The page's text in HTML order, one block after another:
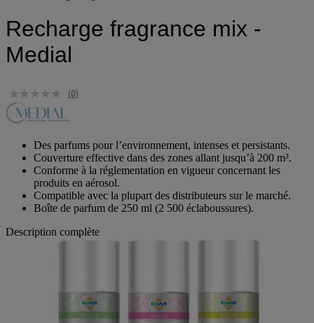
Recharge fragrance mix -
Medial
Des parfums pour l’environnement, intenses et persistants.
Couverture effective dans des zones allant jusqu’à 200 m³.
Conforme à la réglementation en vigueur concernant les
produits en aérosol.
Compatible avec la plupart des distributeurs sur le marché.
Description complète